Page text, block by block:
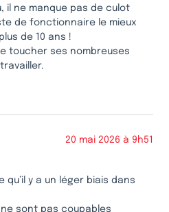
il ne manque pas de culot
de fonctionnaire le mieux
de 10 ans !
toucher ses nombreuses
20 mai 2026 à 9h51
qu’il y a un léger biais dans
sont pas coupables